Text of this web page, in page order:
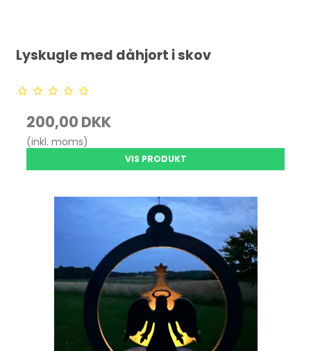
Lyskugle med dåhjort i skov
200,00 DKK
(inkl. moms)
VIS PRODUKT